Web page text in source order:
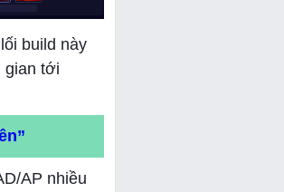
build này
gian tới
AP nhiều